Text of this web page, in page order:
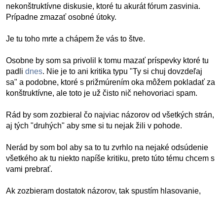
nekonštruktívne diskusie, ktoré tu akurát fórum zasvinia.
Prípadne zmazať osobné útoky.
Je tu toho mrte a chápem že vás to štve.
Osobne by som sa privolil k tomu mazať príspevky ktoré tu
padli dnes. Nie je to ani kritika typu "Ty si chuj dovzdeľaj
sa" a podobne, ktoré s prižmúrením oka môžem pokladať za
konštruktívne, ale toto je už čisto nič nehovoriaci spam.
Rád by som zozbieral čo najviac názorov od všetkých strán,
aj tých "druhých" aby sme si tu nejak žili v pohode.
Nerád by som bol aby sa to tu zvrhlo na nejaké odsúdenie
všetkého ak tu niekto napíše kritiku, preto túto tému chcem s
vami prebrať.
Ak zozbieram dostatok názorov, tak spustím hlasovanie,